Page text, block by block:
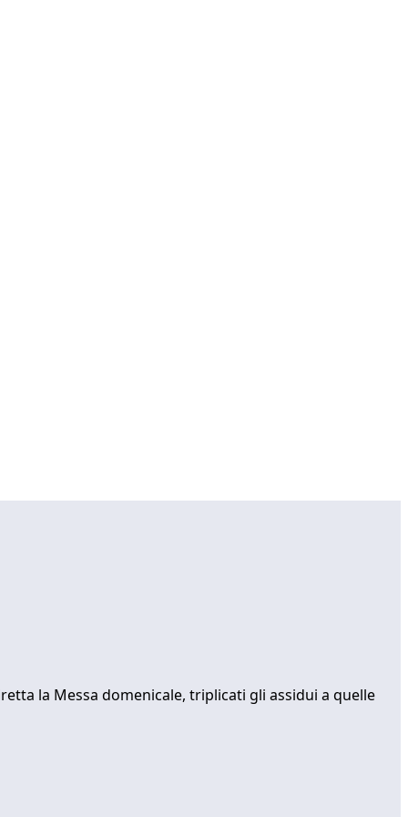
la Messa domenicale, triplicati gli assidui a quelle